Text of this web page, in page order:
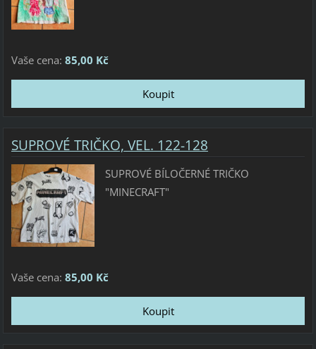
Vaše cena: 85,00 Kč
SUPROVÉ TRIČKO, VEL. 122-128
SUPROVÉ BÍLOČERNÉ TRIČKO
"MINECRAFT"
Vaše cena: 85,00 Kč